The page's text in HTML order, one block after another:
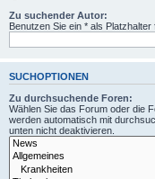
Zu suchender Autor:
Benutzen Sie ein * als
SUCHOPTIONEN
Zu durchsuchende Foren:
Wählen Sie das Forum oder die
werden automatisch mit
unten nicht deaktivieren.